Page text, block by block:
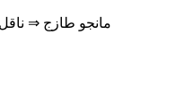
مانجو طازج ⇒